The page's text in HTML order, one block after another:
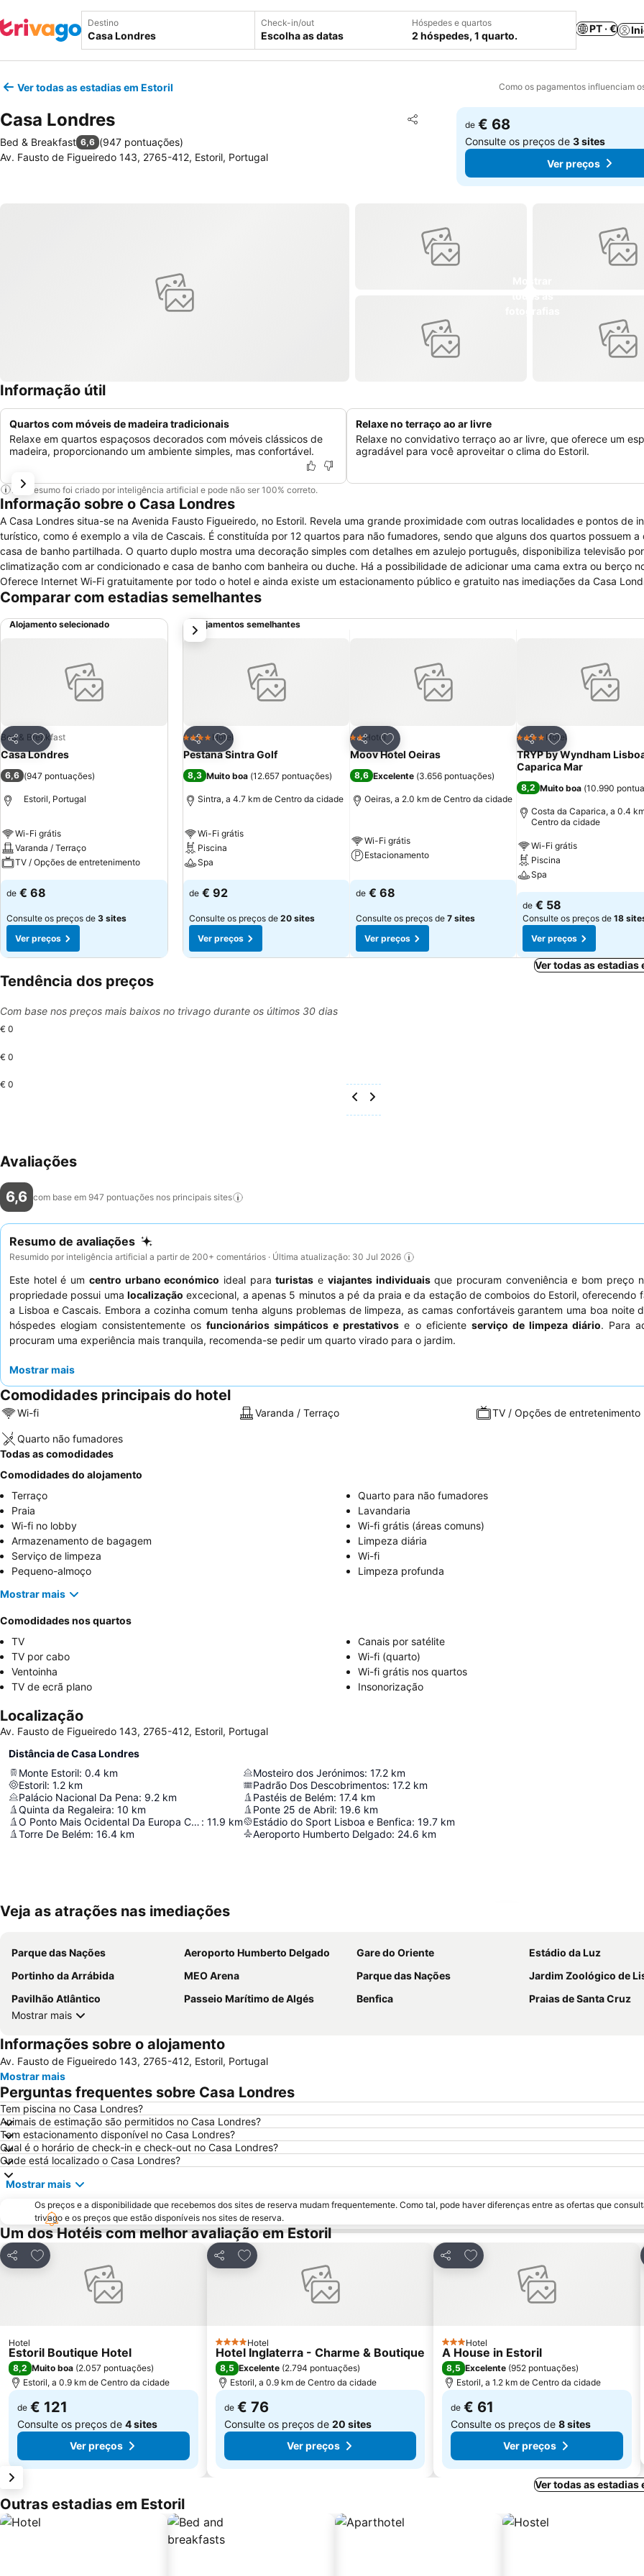
Destino Check-in/out
Escolha as datas
Hóspedes e quartos
2 hóspedes, 1 quarto.
PT · €
Ver todas as estadias em Estoril Como os pagamentos influenciam
Casa Londres Partilhar
Adicionar aos favoritos
Bed & Breakfast 6,6 (947 pontuações)
Av. Fausto de Figueiredo 143, 2765-412, Estoril, Portugal
de € 68
Consulte os preços de3 sites
Ver preços
Informação útil
Quartos com móveis de madeira tradicionais
Relaxe em quartos espaçosos decorados com móveis clássicos de
madeira, proporcionando um ambiente simples, mas confortável.
Relaxe no terraço ao ar livre
Relaxe no convidativo terraço ao ar livre, que oferece um
agradável para você aproveitar o clima do Estoril.
Este resumo foi criado por inteligência artificial e pode não ser 100% correto.
Informação sobre o Casa Londres
A Casa Londres situa-se na Avenida Fausto Figueiredo, no Estoril. Revela uma grande proximidade com outras localidades e pontos de
turístico, como é exemplo a vila de Cascais. É constituída por 12 quartos para não fumadores, sendo que alguns dos quartos possuem
casa de banho partilhada. O quarto duplo mostra uma decoração simples com detalhes em azulejo português, disponibiliza televisão
climatização com ar condicionado e casa de banho com banheira ou duche. Há a possibilidade de adicionar uma cama extra ou berço
Oferece Internet Wi-Fi gratuitamente por todo o hotel e ainda existe um estacionamento público e gratuito nas imediações da Casa
exterior pode-se também encontrar um jardim. A recepção encontra-se disponível 24 horas por dia.
Comparar com estadias semelhantes
Alojamento selecionado
Partilhar
Adicionar aos favoritos
Bed & Breakfast
Casa Londres
6,6 (947 pontuações)
Estoril, Portugal
Wi-Fi grátis
Varanda / Terraço
TV / Opções de entretenimento
de € 68
Consulte os preços de 3 sites
Ver preços
Alojamentos semelhantes
Partilhar
Adicionar aos favoritos
4 EstrelasHotel
Pestana Sintra Golf
8,3 Muito boa (12.657 pontuações)
Sintra, a 4.7 km de Centro da cidade
Wi-Fi grátis
Piscina
Spa
de € 92
Consulte os preços de 20 sites
Ver preços
Partilhar
Adicionar aos favoritos
2 Estrelas
Hotel
Moov Hotel Oeiras
8,6 Excelente (3.656 pontuações)
Oeiras, a 2.0 km de Centro da cidade
Wi-Fi grátis
Estacionamento
de € 68
Consulte os preços de 7 sites
Ver preços
Partilhar
Adicionar aos
4 EstrelasHotel
TRYP by Wyndham
Caparica Mar
8,2 Muito boa (10.990
Costa da Caparica, a 0.4
Centro da cidade
Wi-Fi grátis
Piscina
Spa
de € 58
Consulte os preços de 18
Ver preços
próximo
Ver todas as estadias
Tendência dos preços
Com base nos preços mais baixos no trivago durante os últimos 30 dias
€ 0
€ 0
€ 0
Avaliações
6,6 com base em 947 pontuações nos principais sites
Resumo de avaliações
Resumido por inteligência artificial a partir de 200+ comentários · Última atualização: 30 Jul 2026
Este hotel é um centro urbano económico ideal paraturistas e viajantes individuaisque procuram conveniência e bom preço
propriedade possui uma localização excecional, a apenas 5 minutos a pé da praia e da estação de comboios do Estoril, oferecendo
a Lisboa e Cascais. Embora a cozinha comum tenha alguns problemas de limpeza, as camas confortáveis garantem uma boa noite
hóspedes elogiam consistentemente osfuncionários simpáticos e prestativos e o eficiente serviço de limpeza diário. Para
procuram uma experiência mais tranquila, recomenda-se pedir um quarto virado para o jardim.
Mostrar mais
Comodidades principais do hotel
Wi-fi Varanda / Terraço TV / Opções de entretenimento
Quarto não fumadores
Todas as comodidades
Comodidades do alojamento
Terraço
Quarto para não fumadores
Praia
Lavandaria
Wi-fi no lobby
Wi-fi grátis (áreas comuns)
Armazenamento de bagagem
Limpeza diária
Serviço de limpeza
Wi-fi
Pequeno-almoço
Limpeza profunda
Mostrar mais
Comodidades nos quartos
TV
Canais por satélite
TV por cabo
Wi-fi (quarto)
Ventoinha
Wi-fi grátis nos quartos
TV de ecrã plano
Insonorização
Localização
Av. Fausto de Figueiredo 143, 2765-412, Estoril, Portugal
Distância de Casa Londres
Monte Estoril: 0.4 km
Estoril: 1.2 km
Palácio Nacional Da Pena: 9.2 km
Quinta da Regaleira: 10 km
O Ponto Mais Ocidental Da Europa Continental : 11.9 km
Torre De Belém: 16.4 km
Mosteiro dos Jerónimos: 17.2 km
Padrão Dos Descobrimentos: 17.2 km
Pastéis de Belém: 17.4 km
Ponte 25 de Abril: 19.6 km
Estádio do Sport Lisboa e Benfica: 19.7 km
Aeroporto Humberto Delgado: 24.6 km
Veja as atrações nas imediações
Parque das Nações Aeroporto Humberto Delgado Gare do Oriente
Estádio da Luz
Portinho da Arrábida
MEO Arena Parque das Nações
Jardim Zoológico de
Pavilhão Atlântico
Passeio Marítimo de Algés Benfica
Praias de Santa Cruz
Mostrar mais
Informações sobre o alojamento
Av. Fausto de Figueiredo 143, 2765-412, Estoril, Portugal
Mostrar mais
Perguntas frequentes sobre Casa Londres
Tem piscina no Casa Londres?
Animais de estimação são permitidos no Casa Londres?
Tem estacionamento disponível no Casa Londres?
Qual é o horário de check-in e check-out no Casa Londres?
Onde está localizado o Casa Londres?
Mostrar mais
Os preços e a disponibilidade que recebemos dos sites de reserva mudam frequentemente. Como tal, pode haver diferenças entre as ofertas que
trivago e os preços que estão disponíveis nos sites de reserva.
Um dos Hotéis com melhor avaliação em Estoril
Partilhar
Adicionar aos favoritos
Hotel
Estoril Boutique Hotel
8,2 Muito boa (2.057 pontuações)
Estoril, a 0.9 km de Centro da cidade
de € 121
Consulte os preços de 4 sites
Ver preços
Partilhar
Adicionar aos favoritos
4 Estrelas
Hotel
Hotel Inglaterra - Charme & Boutique
8,5 Excelente (2.794 pontuações)
Estoril, a 0.9 km de Centro da cidade
de € 76
Consulte os preços de 20 sites
Ver preços
Partilhar
Adicionar aos favoritos
3 Estrelas
Hotel
A House in Estoril
8,5 Excelente (952 pontuações)
Estoril, a 1.2 km de Centro da cidade
de € 61
Consulte os preços de 8 sites
Ver preços
Ver todas as estadias
Outras estadias em Estoril